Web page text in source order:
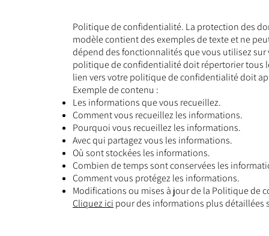
Politique de confidentialité. La protection des
modèle contient des exemples de texte et ne
dépend des fonctionnalités que vous utilisez
politique de confidentialité doit répertorier tous
lien vers votre politique de confidentialité doit
Exemple de contenu :
Les informations que vous recueillez.
Comment vous recueillez les informations.
Pourquoi vous recueillez les informations.
Avec qui partagez vous les informations.
Où sont stockées les informations.
Combien de temps sont conservées les
Comment vous protégez les informations.
Modifications ou mises à jour de la Politique de
Cliquez ici pour des informations plus